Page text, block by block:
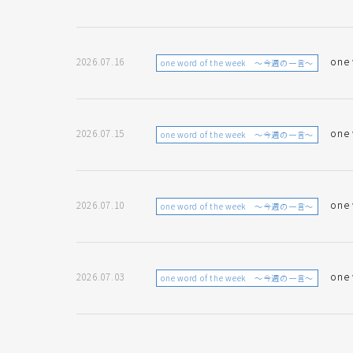
2026.07.16 one word of the week ～今週の一言～ one
2026.07.15 one word of the week ～今週の一言～ one
2026.07.10 one word of the week ～今週の一言～ one
2026.07.03 one word of the week ～今週の一言～ one